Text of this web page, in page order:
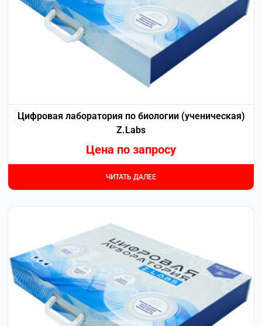
Цифровая лаборатория по биологии (ученическая)
Z.Labs
Цена по запросу
ЧИТАТЬ ДАЛЕЕ